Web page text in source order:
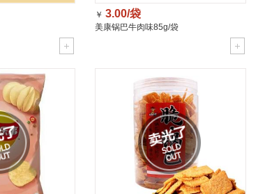
￥ 3.00/袋
美康锅巴牛肉味85g/袋